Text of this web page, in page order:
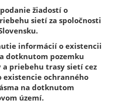
žiadostí o
sietí za spoločnosti
informácií o existencii
dotknutom pozemku
priebehu trasy sietí cez
ochranného
na dotknutom
území.